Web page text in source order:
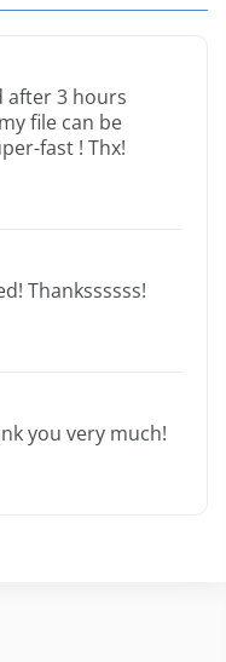
after 3 hours
file can be
fast ! Thx!
Thankssssss!
you very much!